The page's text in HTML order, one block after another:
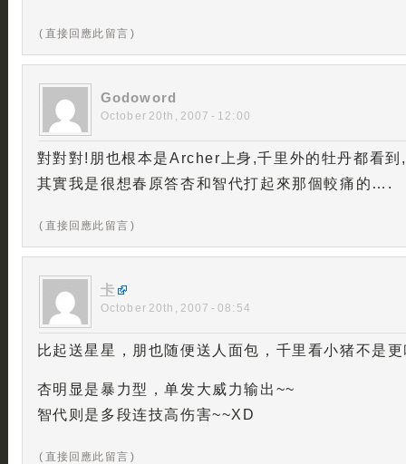
( 直接回應此留言 )
Godoword
October 20th, 2007 - 12:00
對對對!朋也根本是Archer上身,千里外的牡丹都看到
其實我是很想春原答杏和智代打起來那個較痛的….
( 直接回應此留言 )
卡
October 20th, 2007 - 08:54
比起送星星，朋也随便送人面包，千里看小猪不是
杏明显是暴力型，单发大威力输出~~
智代则是多段连技高伤害~~XD
( 直接回應此留言 )